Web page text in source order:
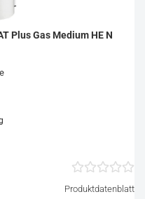
Plus Gas Medium HE N
Produktdatenblatt